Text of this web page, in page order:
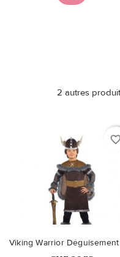
2 autres